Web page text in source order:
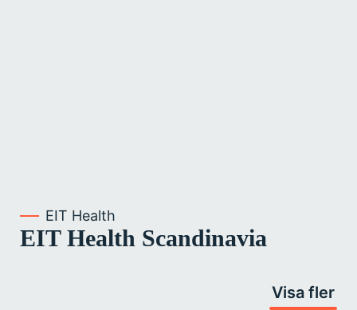
EIT Health
EIT Health Scandinavia
Visa fler